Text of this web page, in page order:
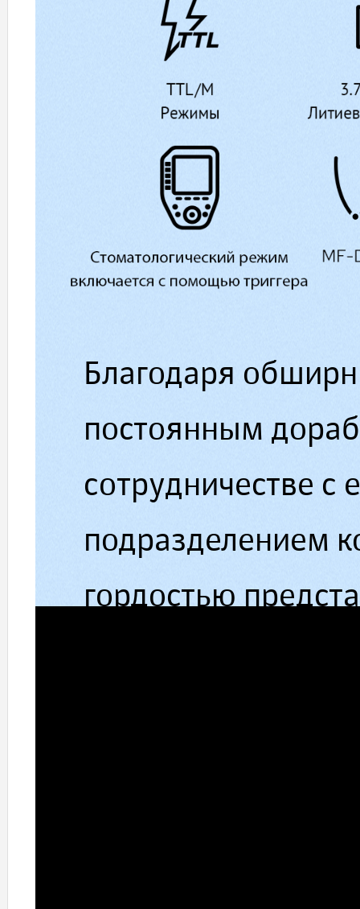
Благодаря
постоянным
сотрудничестве с
подразделением
гордостью